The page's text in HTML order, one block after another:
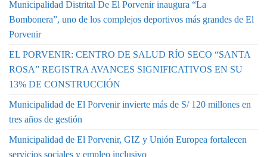
Municipalidad Distrital De El Porvenir inaugura “La
Bombonera”, uno de los complejos deportivos más grandes de El
Porvenir
EL PORVENIR: CENTRO DE SALUD RÍO SECO “SANTA
ROSA” REGISTRA AVANCES SIGNIFICATIVOS EN SU
13% DE CONSTRUCCIÓN
Municipalidad de El Porvenir invierte más de S/ 120 millones en
tres años de gestión
Municipalidad de El Porvenir, GIZ y Unión Europea fortalecen
servicios sociales y empleo inclusivo